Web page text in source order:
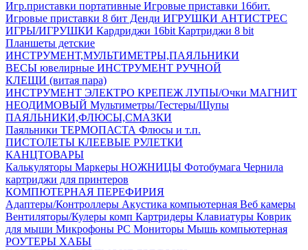
Игр.приставки портативные Игровые приставки 16бит.
Игровые приставки 8 бит Денди ИГРУШКИ АНТИСТРЕС
ИГРЫ/ИГРУШКИ Кардриджи 16bit Картриджи 8 bit
Планшеты детские
ИНСТРУМЕНТ,МУЛЬТИМЕТРЫ,ПАЯЛЬНИКИ
ВЕСЫ ювелирные ИНСТРУМЕНТ РУЧНОЙ
КЛЕЩИ (витая пара)
ИНСТРУМЕНТ ЭЛЕКТРО КРЕПЕЖ ЛУПЫ/Очки МАГНИТ
НЕОДИМОВЫЙ Мультиметры/Тестеры/Щупы
ПАЯЛЬНИКИ,ФЛЮСЫ,СМАЗКИ
Паяльники ТЕРМОПАСТА Флюсы и т.п.
ПИСТОЛЕТЫ КЛЕЕВЫЕ РУЛЕТКИ
КАНЦТОВАРЫ
Калькуляторы Маркеры НОЖНИЦЫ Фотобумага Чернила
картриджи для принтеров
КОМПЮТЕРНАЯ ПЕРЕФИРИЯ
Адаптеры/Контроллеры Акустика компьютерная Веб камеры
Вентиляторы/Кулеры комп Картридеры Клавиатуры Коврик
для мыши Микрофоны PC Мониторы Мышь компьютерная
РОУТЕРЫ ХАБЫ